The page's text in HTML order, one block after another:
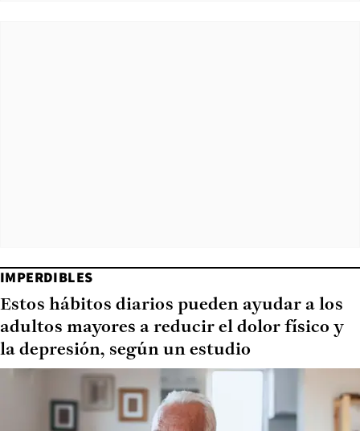
IMPERDIBLES
Estos hábitos diarios pueden ayudar a los
adultos mayores a reducir el dolor físico y
la depresión, según un estudio